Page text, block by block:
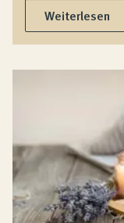
Weiterlesen